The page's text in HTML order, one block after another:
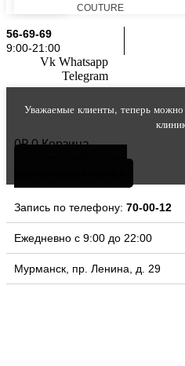
COUTURE
56-69-69
9:00-21:00
Vk Whatsapp
Telegram
Уважаемые клиенты, теперь
0₽ 0 Корзина
Запись по телефону: 70-00-12
Ежедневно с 9:00 до 22:00
Мурманск, пр. Ленина, д. 29